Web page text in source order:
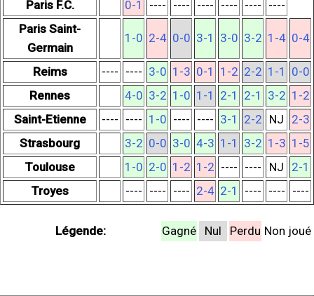
Paris F.C.
0-1 ---- ---- ---- ---- ---- ----
Paris Saint-
Germain
1-0 2-4 0-0 3-1 3-0 3-2 1-4 0-4
Reims ---- ---- 3-0 1-3 0-1 1-2 2-2 1-1
0-0
Rennes
4-0 3-2 1-0 1-1 2-1 2-1 3-2 1-2
Saint-Etienne
---- ---- 1-0 ---- ---- 3-1 2-2 NJ
2-3
Strasbourg
3-2 0-0 3-0 4-3 1-1 3-2 1-3 1-5
Toulouse
1-0 2-0 1-2 1-2 ---- ---- NJ
2-1
Troyes
---- ---- ---- 2-4 2-1 ---- ---- ----
Légende: Gagné Nul Perdu Non joué